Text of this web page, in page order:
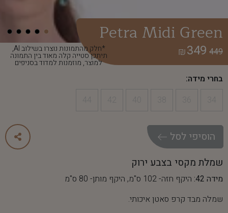
*חלק מהתמונות נוצרו בשילוב AI,
תיתכן סטייה קלה מאוד בין התמונה
למוצר, מוזמנות למדוד בסניפים
Petra Midi Green
449
349
₪
בחרי מידה:
הוסיפי לסל
שמלת מקסי בצבע ירוק
מידה 42:
היקף חזה- 102 ס"מ, היקף מותן- 80 ס"מ
שמלה מבד קרפ סאטן איכותי.